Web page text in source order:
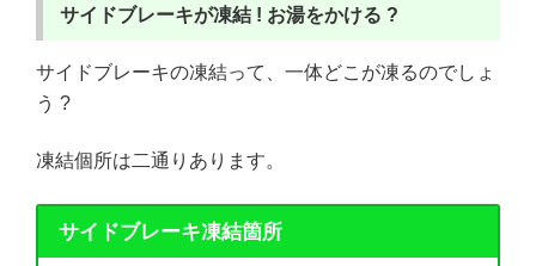
サイドブレーキが凍結 ! お湯をかける ?
サイドブレーキの凍結って、一体どこが凍るのでしょ
う ?
凍結個所は二通りあります。
サイドブレーキ凍結箇所